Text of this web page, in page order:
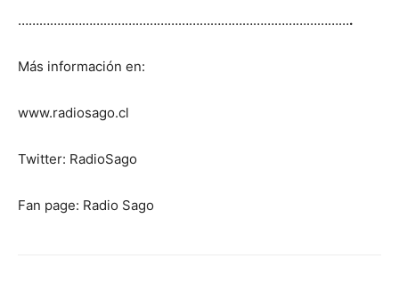
………………………………………………………………………………….
Más información en:
www.radiosago.cl
Twitter: RadioSago
Fan page: Radio Sago